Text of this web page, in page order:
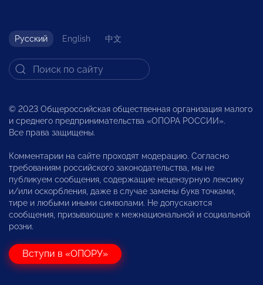
Русский English 中文
© 2023 Общероссийская общественная организация малого
и среднего предпринимательства «ОПОРА РОССИИ».
Все права защищены.
Комментарии на сайте проходят модерацию. Согласно
требованиям российского законодательства, мы не
публикуем сообщения, содержащие нецензурную лексику
и/или оскорбления, даже в случае замены букв точками,
тире и любыми иными символами. Не допускаются
сообщения, призывающие к межнациональной и социальной
розни.
Вступи в «ОПОРУ»